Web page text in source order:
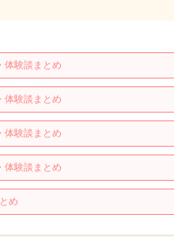
体験談まとめ
体験談まとめ
体験談まとめ
体験談まとめ
め